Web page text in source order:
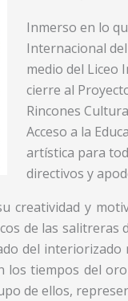
Inmerso en lo
Internacional
medio del Liceo
cierre al
Rincones
Acceso a la
artística para
directivos y
creatividad y
de las salitreras
del
los tiempos del
de ellos,